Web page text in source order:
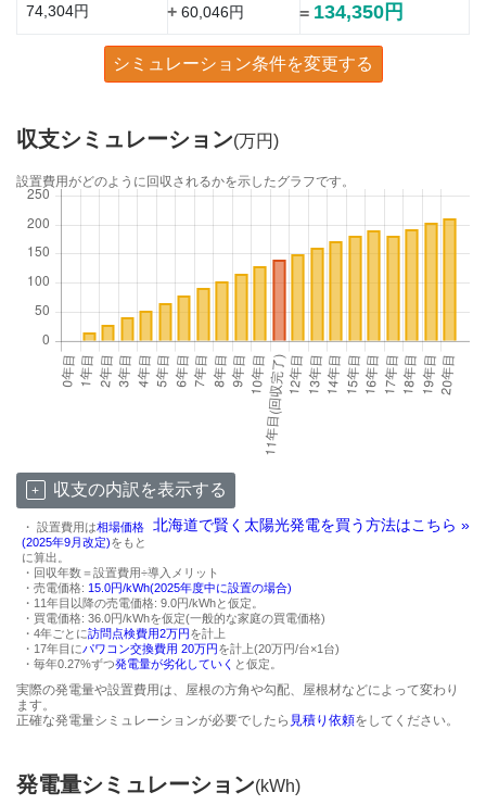
74,304円 +60,046円 = 134,350円
シミュレーション条件を変更する
収支シミュレーション(万円)
設置費用がどのように回収されるかを示したグラフです。
収支の内訳を表示する
北海道で賢く太陽光発電を買う方法はこちら »
・ 設置費用は相場価格
(2025年9月改定)をもと
に算出。
・回収年数＝設置費用÷導入メリット
・売電価格: 15.0円/kWh(2025年度中に設置の場合)
・11年目以降の売電価格: 9.0円/kWhと仮定。
・買電価格: 36.0円/kWhを仮定(一般的な家庭の買電価格)
・4年ごとに訪問点検費用2万円を計上
・17年目にパワコン交換費用 20万円を計上(20万円/台×1台)
・毎年0.27%ずつ発電量が劣化していく と仮定。
実際の発電量や設置費用は、屋根の方角や勾配、屋根材などによって変わり
ます。
正確な発電量シミュレーションが必要でしたら 見積り依頼をしてください。
発電量シミュレーション(kWh)